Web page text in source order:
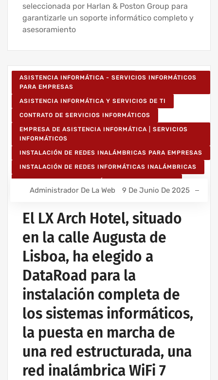
seleccionada por Harlan & Poston Group para
garantizarle un soporte informático completo y
asesoramiento
ASISTENCIA INFORMÁTICA - SERVICIOS INFORMÁTICOS
PARA EMPRESAS
ASISTENCIA INFORMÁTICA Y SERVICIOS DE TI
CONTRATO DE SERVICIOS INFORMÁTICOS
EMPRESA DE ASISTENCIA INFORMÁTICA | SERVICIOS
INFORMÁTICOS
INSTALACIÓN DE REDES INALÁMBRICAS PARA EMPRESAS
INSTALACIÓN DE REDES INFORMÁTICAS INALÁMBRICAS
RED INFORMÁTICA ESTRUCTURADA
Administrador De La Web 9 De Junio De 2025
El LX Arch Hotel, situado
en la calle Augusta de
Lisboa, ha elegido a
DataRoad para la
instalación completa de
los sistemas informáticos,
la puesta en marcha de
una red estructurada, una
red inalámbrica WiFi 7